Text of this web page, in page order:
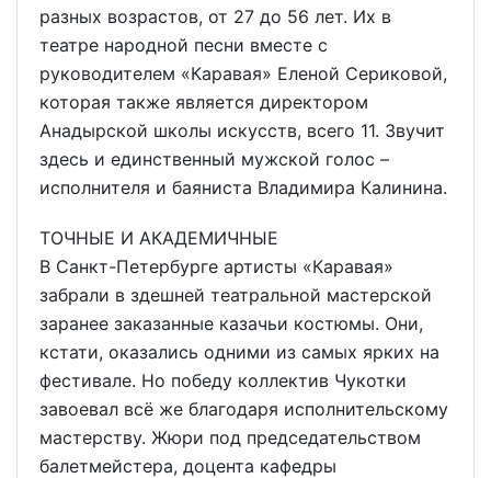
разных возрастов, от 27 до 56 лет. Их в
театре народной песни вместе с
руководителем «Каравая» Еленой Сериковой,
которая также является директором
Анадырской школы искусств, всего 11. Звучит
здесь и единственный мужской голос –
исполнителя и баяниста Владимира Калинина.
ТОЧНЫЕ И АКАДЕМИЧНЫЕ
В Санкт-Петербурге артисты «Каравая»
забрали в здешней театральной мастерской
заранее заказанные казачьи костюмы. Они,
кстати, оказались одними из самых ярких на
фестивале. Но победу коллектив Чукотки
завоевал всё же благодаря исполнительскому
мастерству. Жюри под председательством
балетмейстера, доцента кафедры